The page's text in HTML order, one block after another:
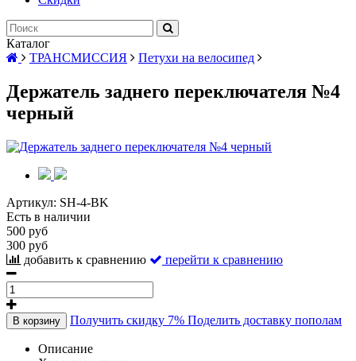
Каталог
ТРАНСМИССИЯ
Петухи на велосипед
Держатель заднего переключателя №4
черный
Артикул: SH-4-BK
Есть в наличии
500 руб
300 руб
добавить к сравнению
перейти к сравнению
В корзину Получить скидку 7% Поделить доставку пополам
Описание